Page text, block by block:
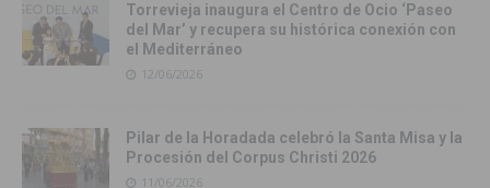
Torrevieja inaugura el Centro de Ocio ‘Paseo
del Mar’ y recupera su histórica conexión con
el Mediterráneo
12/06/2026
Pilar de la Horadada celebró la Santa Misa y la
Procesión del Corpus Christi 2026
11/06/2026